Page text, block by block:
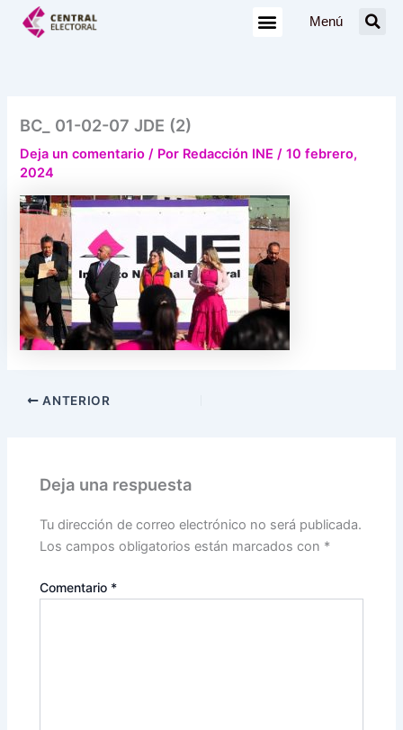
Menú
BC_ 01-02-07 JDE (2)
Deja un comentario / Por Redacción INE/10 febrero,
2024
ANTERIOR
Deja una respuesta
Tu dirección de correo electrónico no será publicada.
Los campos obligatorios están marcados con *
Comentario *